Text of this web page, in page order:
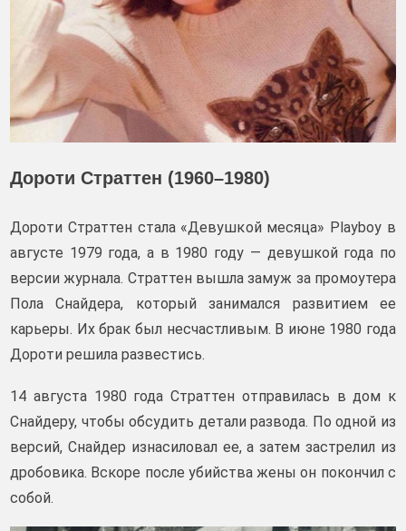
Дороти Страттен (1960–1980)
Дороти Страттен стала «Девушкой месяца» Playboy в
августе 1979 года, а в 1980 году — девушкой года по
версии журнала. Страттен вышла замуж за промоутера
Пола Снайдера, который занимался развитием ее
карьеры. Их брак был несчастливым. В июне 1980 года
Дороти решила развестись.
14 августа 1980 года Страттен отправилась в дом к
Снайдеру, чтобы обсудить детали развода. По одной из
версий, Снайдер изнасиловал ее, а затем застрелил из
дробовика. Вскоре после убийства жены он покончил с
собой.